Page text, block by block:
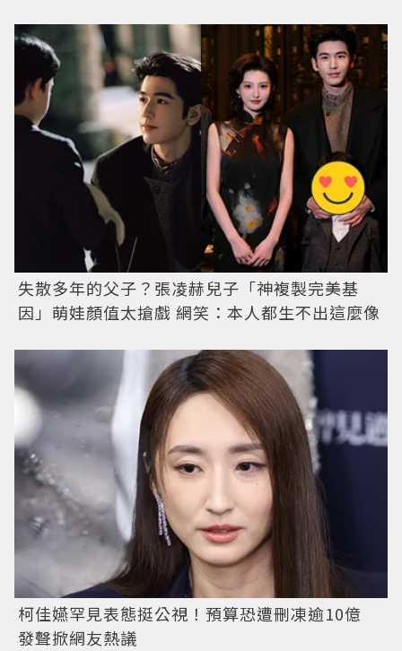
失散多年的父子？張凌赫兒子「神複製完美基
因」萌娃顏值太搶戲 網笑：本人都生不出這麼像
柯佳嬿罕見表態挺公視！預算恐遭刪凍逾10億
發聲掀網友熱議